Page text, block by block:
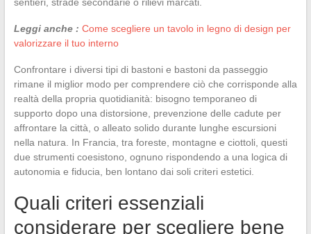
Leggi anche : Come scegliere un tavolo in legno di design per
valorizzare il tuo interno
Confrontare i diversi tipi di bastoni e bastoni da passeggio
rimane il miglior modo per comprendere ciò che corrisponde alla
realtà della propria quotidianità: bisogno temporaneo di
supporto dopo una distorsione, prevenzione delle cadute per
affrontare la città, o alleato solido durante lunghe escursioni
nella natura. In Francia, tra foreste, montagne e ciottoli, questi
due strumenti coesistono, ognuno rispondendo a una logica di
autonomia e fiducia, ben lontano dai soli criteri estetici.
Quali criteri essenziali
considerare per scegliere bene